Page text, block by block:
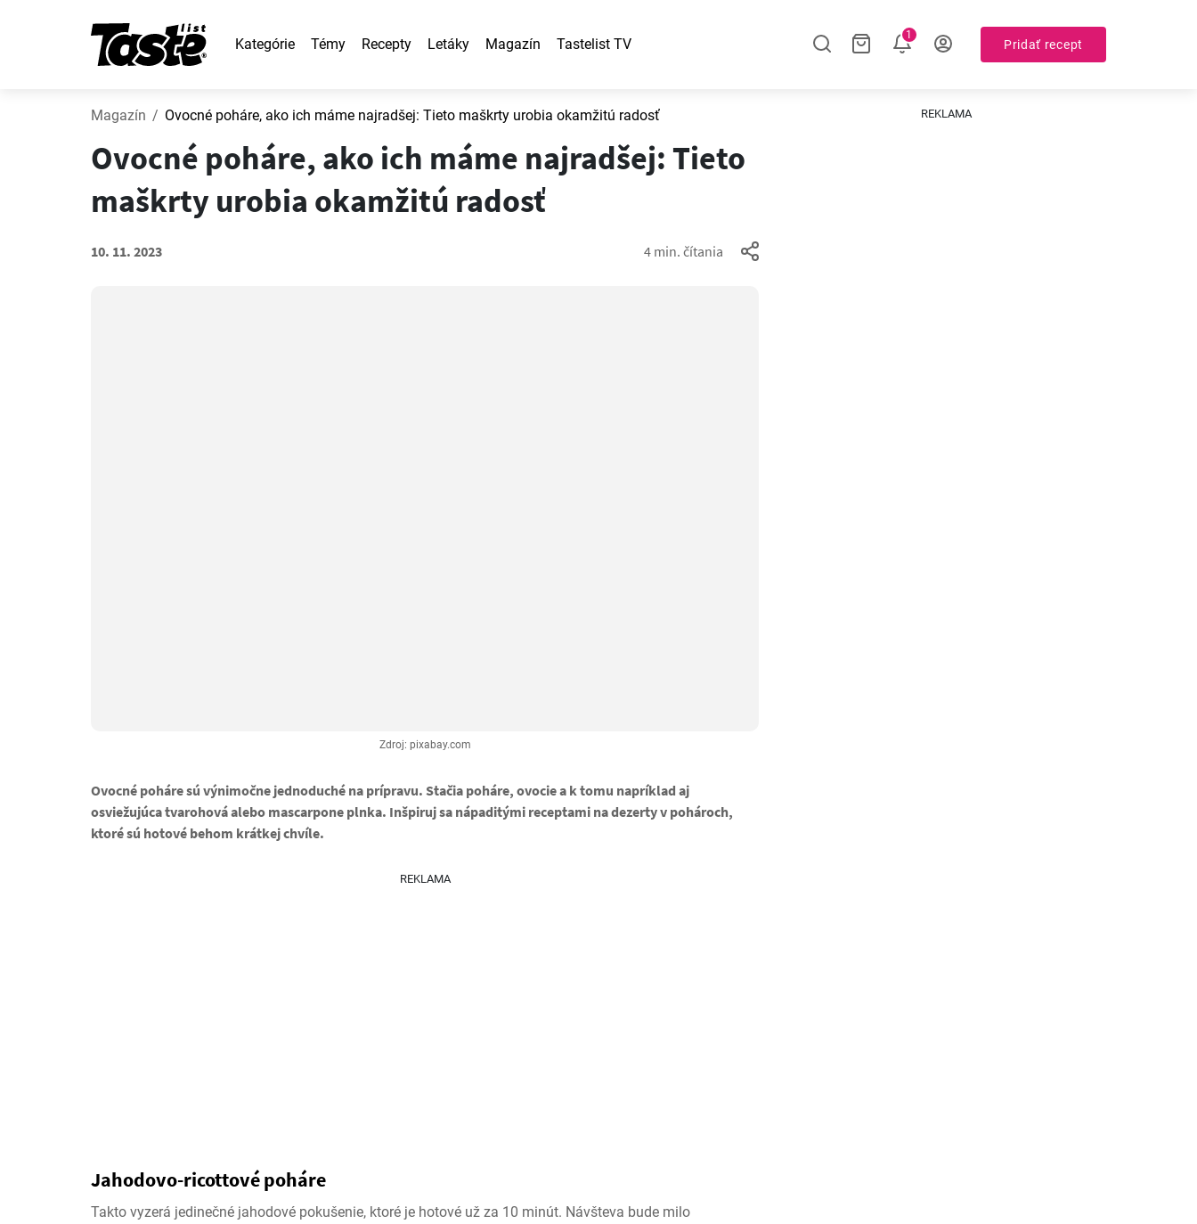
Kategórie Témy Recepty Letáky Magazín Tastelist TV
1
Pridať recept
Magazín Ovocné poháre, ako ich máme najradšej: Tieto maškrty urobia okamžitú radosť
Ovocné poháre, ako ich máme najradšej: Tieto
maškrty urobia okamžitú radosť
10. 11. 2023 4 min. čítania
Zdroj: pixabay.com
Ovocné poháre sú výnimočne jednoduché na prípravu. Stačia poháre, ovocie a k tomu napríklad aj
osviežujúca tvarohová alebo mascarpone plnka. Inšpiruj sa nápaditými receptami na dezerty v pohároch,
ktoré sú hotové behom krátkej chvíle.
REKLAMA
Jahodovo-ricottové poháre
Takto vyzerá jedinečné jahodové pokušenie, ktoré je hotové už za 10 minút. Návšteva bude milo
REKLAMA